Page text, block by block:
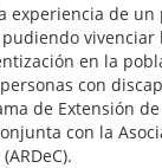
experiencia de un
vivenciar
en la
con
de Extensión de
con la